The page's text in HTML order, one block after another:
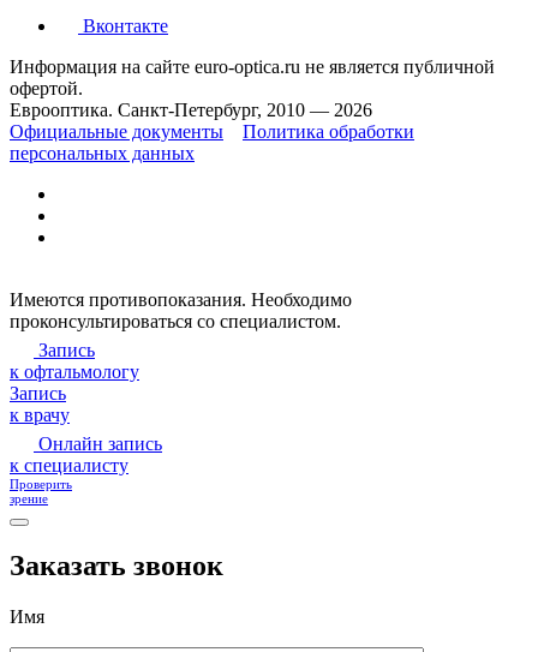
Вконтакте
Информация на сайте euro-optica.ru не является публичной
офертой.
Еврооптика. Санкт-Петербург, 2010 — 2026
Официальные документы
Политика обработки
персональных данных
Имеются противопоказания. Необходимо
проконсультироваться со специалистом.
Запись
к офтальмологу
Запись
к врачу
Онлайн запись
к специалисту
Проверить
зрение
Заказать звонок
Имя